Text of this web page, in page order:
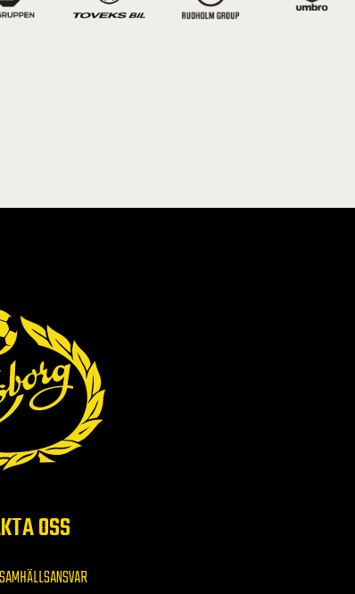
OSS
SAMHÄLLSANSVAR